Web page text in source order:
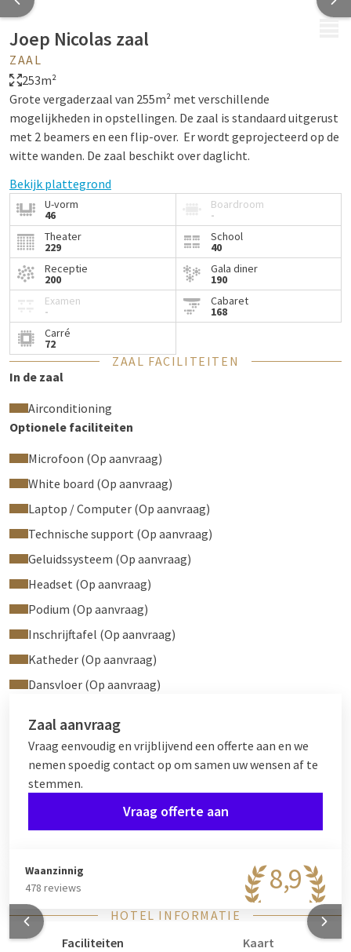
Joep Nicolas zaal
ZAAL
253m²
Grote vergaderzaal van 255m² met verschillende
mogelijkheden in opstellingen. De zaal is standaard uitgerust
met 2 beamers en een flip-over. Er wordt geprojecteerd op de
witte wanden. De zaal beschikt over daglicht.
Bekijk plattegrond
U-vorm
46
Boardroom
-
Theater
229
School
40
Receptie
200
Gala diner
190
Examen
-
Cabaret
168
Carré
72
ZAAL FACILITEITEN
In de zaal
Airconditioning
Optionele faciliteiten
Microfoon (Op aanvraag)
White board (Op aanvraag)
Laptop / Computer (Op aanvraag)
Technische support (Op aanvraag)
Geluidssysteem (Op aanvraag)
Headset (Op aanvraag)
Podium (Op aanvraag)
Inschrijftafel (Op aanvraag)
Katheder (Op aanvraag)
Dansvloer (Op aanvraag)
Zaal aanvraag
Vraag eenvoudig en vrijblijvend een offerte aan en we
nemen spoedig contact op om samen uw wensen af te
stemmen.
Vraag offerte aan
8,9
Waanzinnig
478 reviews
HOTEL INFORMATIE
Faciliteiten
Kaart